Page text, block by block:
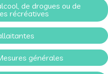
de drogues ou de
récréatives
générales